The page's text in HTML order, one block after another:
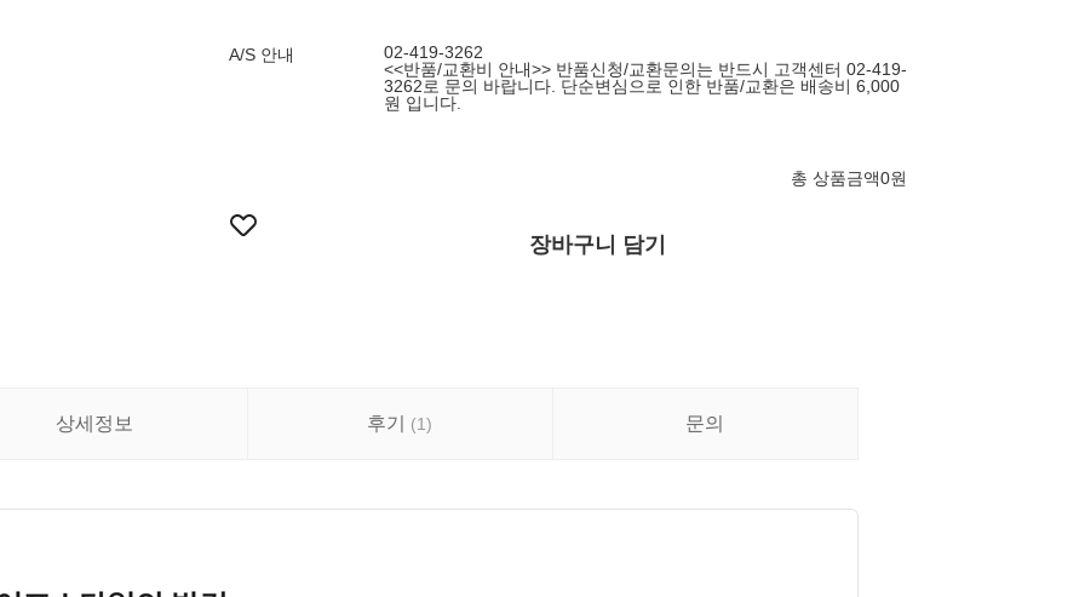
A/S 안내
02-419-3262
<<반품/교환비 안내>> 반품신청/교환문의는 반드시 고객센터 02-419-
3262로 문의 바랍니다. 단순변심으로 인한 반품/교환은 배송비 6,000
원 입니다.
총 상품금액0원
장바구니 담기
상세정보 후기 (1) 문의